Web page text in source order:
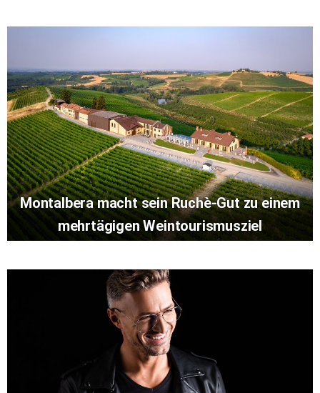
Montalbera macht sein Ruchè-Gut zu einem
mehrtägigen Weintourismusziel